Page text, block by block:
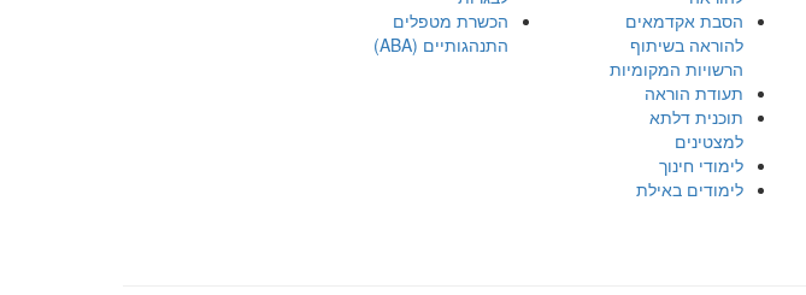
הסבת אקדמאים
להוראה בשיתוף
הרשויות המקומיות
תעודת הוראה
תוכנית דלתא
למצטינים
לימודי חינוך
לימודים באילת
הכשרת מטפלים
התנהגותיים (ABA)